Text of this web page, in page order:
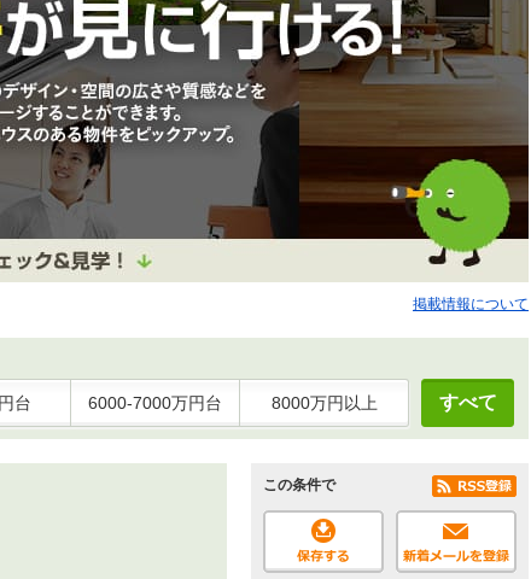
掲載情報について
台 6000-7000万円台 8000万円以上 すべて
この条件で